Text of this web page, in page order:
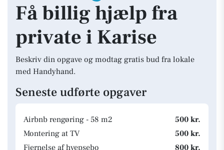
Få billig hjælp fra
private i Karise
Beskriv din opgave og modtag gratis bud fra lokale
med Handyhand.
Seneste udførte opgaver
Airbnb rengøring - 58 m2
500 kr.
Montering at TV
500 kr.
Fjernelse af hvepsebo
800 kr.